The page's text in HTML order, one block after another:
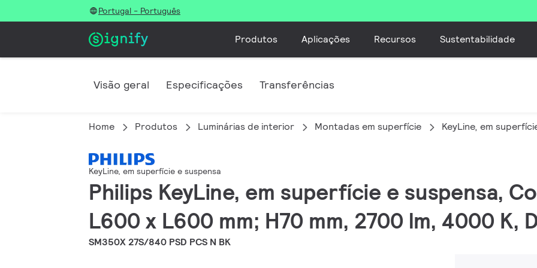
Portugal - Português
Produtos Aplicações Recursos Sustentabilidade
Visão geral Especificações Transferências
Home Produtos Luminárias de interior Montadas em superfície KeyLine, em
KeyLine, em superfície e suspensa
Philips KeyLine, em superfície e suspensa,
L600 x L600 mm; H70 mm, 2700 lm, 4000 K,
SM350X 27S/840 PSD PCS N BK